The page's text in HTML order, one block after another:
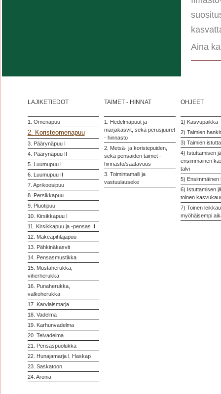
Aina
LAJIKETIEDOT
1. Omenapuu
2. Koristeomenapuu
3. Päärynäpuu I
4. Päärynäpuu II
5. Luumupuu I
6. Luumupuu II
7. Aprikoosipuu
8. Persikkapuu
9. Pluotipuu
10. Kirsikkapuu I
11. Kirsikkapuu ja -pensas II
12. Makeapihlajapuu
13. Pähkinäkasvit
14. Pensasmustikka
15. Mustaherukka,
viherherukka
16. Punaherukka,
valkoherukka
17. Karviaismarja
18. Vadelma
19. Karhunvadelma
20. Teivadelma
21. Pensaspuolukka
22. Hunajamarja l. Haskap
23. Saskatoon
24. Aronia
TAIMET - HINNAT
1. Hedelmäpuut ja
marjakasvit, sekä perusjuuret
- hinnasto
2. Metsä- ja koristepuiden,
sekä pensaiden taimet -
hinnasto/saatavuus
3. Toimintamalli ja
vastuulauseke
OHJEET
1) Kasvupaikka
2) Taimien
3) Taimien
4) Istuttamisen
ensimmäinen
talvi
5) Ensimmäinen
6) Istuttamisen
toinen
7) Toinen
myöhäisempi